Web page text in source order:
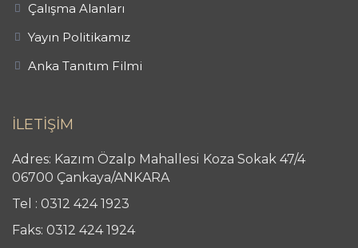
Çalışma Alanları
Yayın Politikamız
Anka Tanıtım Filmi
İLETİŞİM
Adres: Kazım Özalp Mahallesi Koza Sokak 47/4
06700 Çankaya/ANKARA
Tel : 0312 424 1923
Faks: 0312 424 1924